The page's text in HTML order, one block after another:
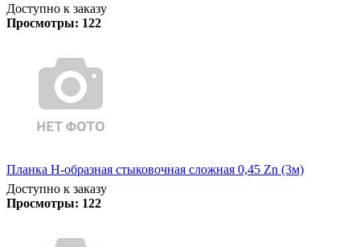
Доступно к заказу
Просмотры: 122
Планка Н-образная стыковочная сложная 0,45 Zn (3м)
Доступно к заказу
Просмотры: 122